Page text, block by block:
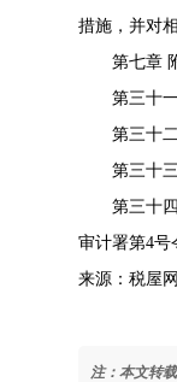
措施，并对
第七章
第三十一
第三十二
第三十三
第三十四
审计署第4号
来源：税屋网
注：本文转